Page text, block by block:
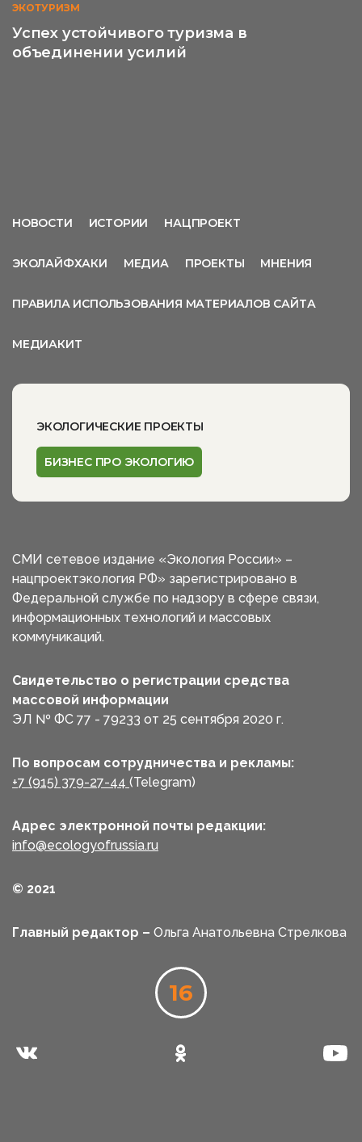
ЭКОТУРИЗМ
Успех устойчивого туризма в
объединении усилий
НОВОСТИ ИСТОРИИ НАЦПРОЕКТ
ЭКОЛАЙФХАКИ МЕДИА ПРОЕКТЫ МНЕНИЯ
ПРАВИЛА ИСПОЛЬЗОВАНИЯ МАТЕРИАЛОВ САЙТА
МЕДИАКИТ
ЭКОЛОГИЧЕСКИЕ ПРОЕКТЫ
БИЗНЕС ПРО ЭКОЛОГИЮ
СМИ сетевое издание «Экология России» –
нацпроектэкология РФ» зарегистрировано в
Федеральной службе по надзору в сфере связи,
информационных технологий и массовых
коммуникаций.
Свидетельство о регистрации средства
массовой информации
ЭЛ № ФС 77 - 79233 от 25 сентября 2020 г.
По вопросам сотрудничества и рекламы:
+7 (915) 379-27-44 (Telegram)
Адрес электронной почты редакции:
info@ecologyofrussia.ru
© 2021
Главный редактор – Ольга Анатольевна Стрелкова
16